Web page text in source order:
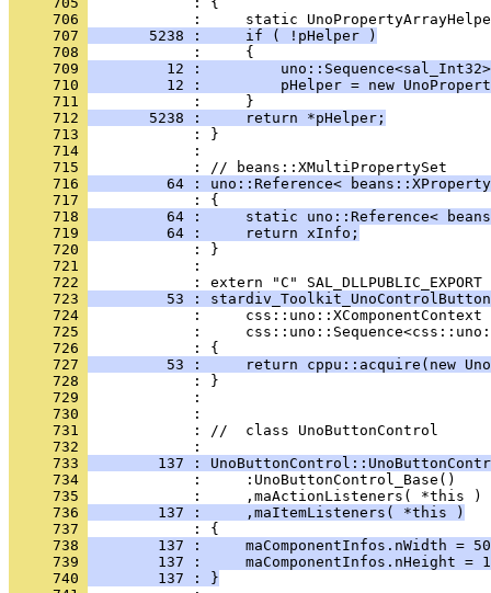
     706
     707
       5238 :     if ( !pHelper )
     708
     709
12 :
     710
12 :         pHelper = new
     711
     712
       5238 :     return *pHelper;
     713
     714
            :
     715
     716
64 : uno::Reference<
     717
     718
64 :     static uno::Reference<
     719
         64 :     return xInfo;
     720
     721
            :
     722
     723
53 :
     724
     725
     726
     727
53 :     return cppu::acquire(new
     728
     729
     730
     731
            : //  class UnoButtonControl
     732
     733
137 :
     734
     735
     736
        137 :     ,maItemListeners( *this )
     737
     738
137 :     maComponentInfos.nWidth =
     739
137 :     maComponentInfos.nHeight =
     740
        137 : }